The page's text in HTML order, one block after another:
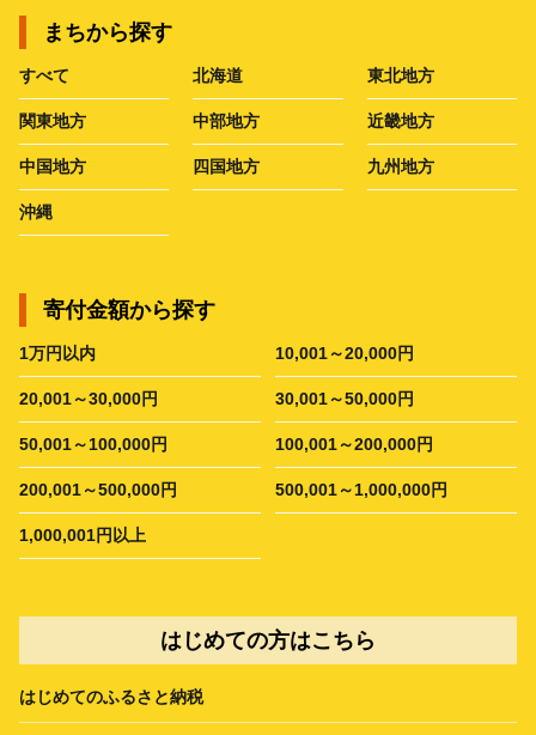
まちから探す
すべて 北海道 東北地方
関東地方 中部地方 近畿地方
中国地方 四国地方 九州地方
沖縄
寄付金額から探す
1万円以内 10,001～20,000円
20,001～30,000円 30,001～50,000円
50,001～100,000円 100,001～200,000円
200,001～500,000円 500,001～1,000,000円
1,000,001円以上
はじめての方はこちら
はじめてのふるさと納税